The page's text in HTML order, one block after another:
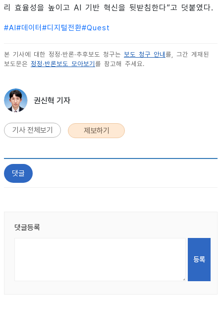
리 효율성을 높이고 AI 기반 혁신을 뒷받침한다”고 덧붙였다.
#AI#데이터 #디지털전환#Quest
본 기사에 대한 정정·반론·추후보도 청구는 보도 청구 안내 를, 그간 게재된
보도문은 정정·반론보도 모아보기 를 참고해 주세요.
권신혁 기자
기사 전체보기 제보하기
댓글
댓글등록